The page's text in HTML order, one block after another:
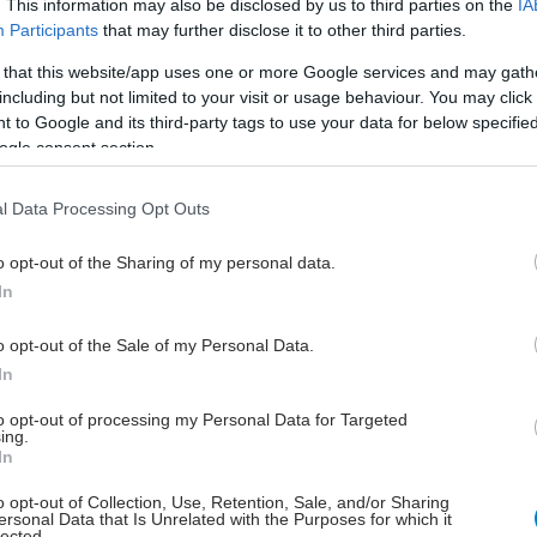
This information may also be disclosed by us to third parties on the
Participants that may further disclose it to other third parties.
that this website/app uses one or more Google services and may
but not limited to your visit or usage behaviour. You may
to Google and its third-party tags to use your data for below
consent section.
Data Processing Opt Outs
opt-out of the Sharing of my personal data.
opt-out of the Sale of my Personal Data.
opt-out of processing my Personal Data for Targeted
opt-out of Collection, Use, Retention, Sale, and/or Sharing
Data that Is Unrelated with the Purposes for which it
αγωγήπου να οδηγεί σε ίαση της νόσου σε όλους
θεραπειών ποικίλλουν και δεν είναι δυνατόν να
τον πλήρη επαναχρωματισμό της περιοχής. Μετά τη
θεραπείας, η νόσος μπορεί να επανεμφανιστεί στα
μόνο τη φωτοθεραπεία και ορισμένες
περιείχαν, είτε κορτιζόνη, είτε τους τοπικούς
τόσο στις ΗΠΑ όσο και στην Ευρώπη μία νέα κρέμα
της νόσου. Η κρέμα αυτή έδειξε
να έρθει και στην Ελλάδα.
το iatronet.gr στο Discover